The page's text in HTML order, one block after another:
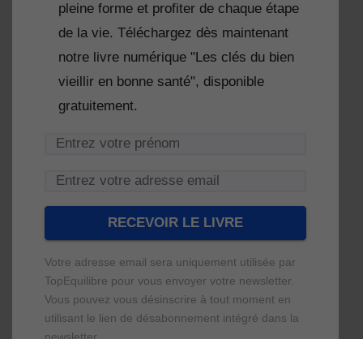
pleine forme et profiter de chaque étape
de la vie. Téléchargez dès maintenant
notre livre numérique "Les clés du bien
vieillir en bonne santé", disponible
gratuitement.
Votre adresse email sera uniquement utilisée par
TopEquilibre pour vous envoyer votre newsletter.
Vous pouvez vous désinscrire à tout moment en
utilisant le lien de désabonnement intégré dans la